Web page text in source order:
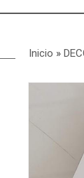
Inicio »